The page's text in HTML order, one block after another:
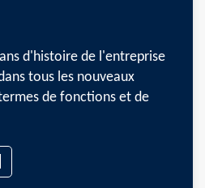
d'histoire de l'entreprise
tous les nouveaux
de fonctions et de